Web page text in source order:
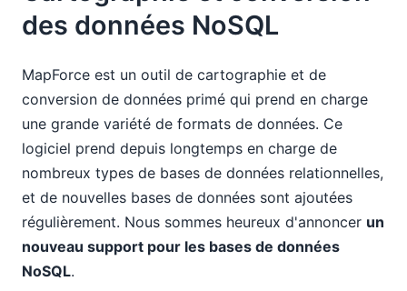
des données NoSQL
MapForce est un outil de cartographie et de
conversion de données primé qui prend en charge
une grande variété de formats de données. Ce
logiciel prend depuis longtemps en charge de
nombreux types de bases de données relationnelles,
et de nouvelles bases de données sont ajoutées
régulièrement. Nous sommes heureux d'annoncer un
nouveau support pour les bases de données
NoSQL.